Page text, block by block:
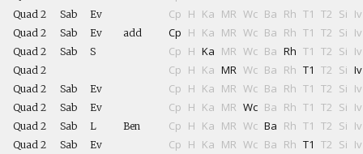
Quad 2 Sab Ev Cp H Ka MR Wc Ba Rh T1 T2 Si Iv
Quad 2 Sab Ev add Cp H Ka MR Wc Ba Rh T1 T2 Si Iv
Quad 2 Sab S Cp H Ka MR Wc Ba Rh T1 T2 Si Iv
Quad 2 Cp H Ka MR Wc Ba Rh T1 T2 Si Iv
Quad 2 Sab Ev Cp H Ka MR Wc Ba Rh T1 T2 Si Iv
Quad 2 Sab Ev Cp H Ka MR Wc Ba Rh T1 T2 Si Iv
Quad 2 Sab L Ben Cp H Ka MR Wc Ba Rh T1 T2 Si Iv
Quad 2 Sab Ev Cp H Ka MR Wc Ba Rh T1 T2 Si Iv